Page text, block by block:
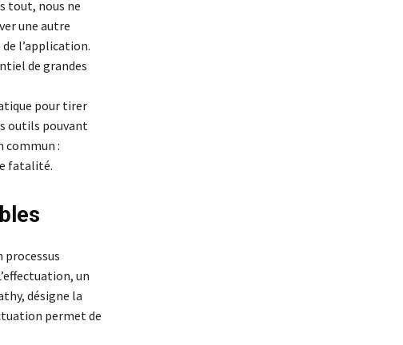
tout, nous ne
une autre
l’application.
de grandes
pour tirer
outils pouvant
commun :
fatalité.
processus
un
désigne la
permet de